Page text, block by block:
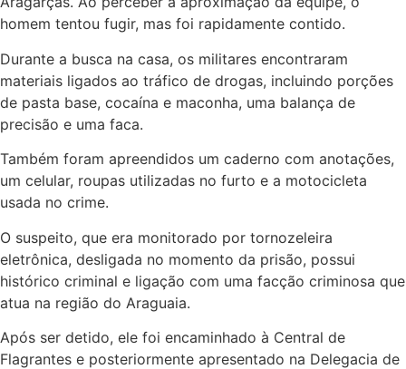
homem tentou fugir, mas foi rapidamente contido.
Durante a busca na casa, os militares encontraram
materiais ligados ao tráfico de drogas, incluindo porções
de pasta base, cocaína e maconha, uma balança de
precisão e uma faca.
Também foram apreendidos um caderno com anotações,
um celular, roupas utilizadas no furto e a motocicleta
usada no crime.
O suspeito, que era monitorado por tornozeleira
eletrônica, desligada no momento da prisão, possui
histórico criminal e ligação com uma facção criminosa que
atua na região do Araguaia.
Após ser detido, ele foi encaminhado à Central de
Flagrantes e posteriormente apresentado na Delegacia de